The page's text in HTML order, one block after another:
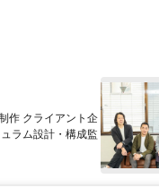
作 クライアント企
ラム設計・構成監